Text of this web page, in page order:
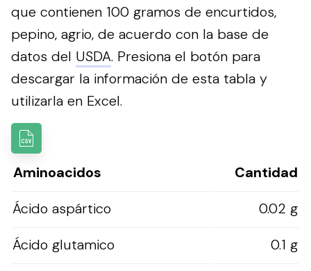
que contienen 100 gramos de encurtidos,
pepino, agrio, de acuerdo con la base de
datos del USDA. Presiona el botón para
descargar la información de esta tabla y
utilizarla en Excel.
Aminoacidos
Cantidad
Ácido aspártico
0.02 g
Ácido glutamico
0.1 g